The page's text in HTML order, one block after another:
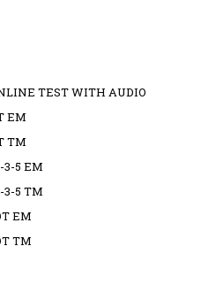
TEST WITH AUDIO
EM
TM
3-5 EM
3-5 TM
EM
TM